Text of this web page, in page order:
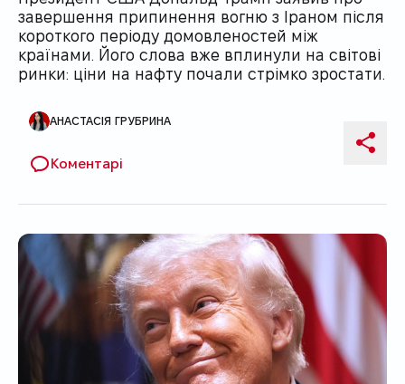
завершення припинення вогню з Іраном після
короткого періоду домовленостей між
країнами. Його слова вже вплинули на світові
ринки: ціни на нафту почали стрімко зростати.
Автор публікації
АНАСТАСІЯ ГРУБРИНА
Коментарі